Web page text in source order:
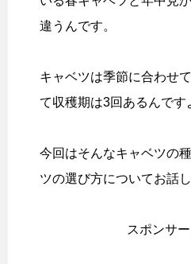
違うんです。
キャベツは季節に合わせ
て収穫期は3回あるんです
今回はそんなキャベツの
ツの選び方についてお話し
スポンサ